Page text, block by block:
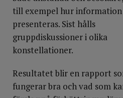
till exempel hur information
presenteras. Sist hålls
gruppdiskussioner i olika
konstellationer.
Resultatet blir en rapport
fungerar bra och vad som